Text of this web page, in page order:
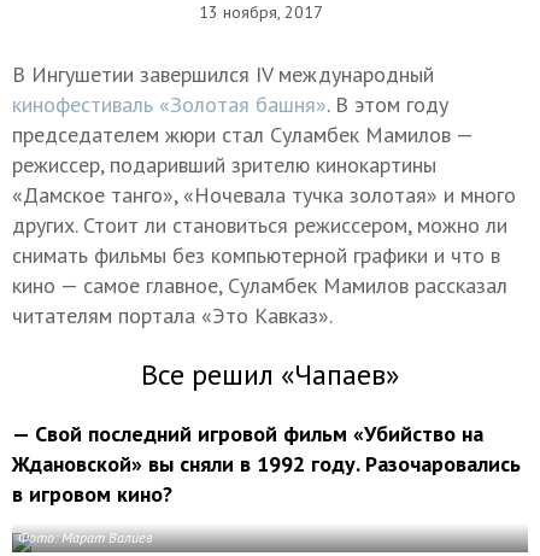
13 ноября, 2017
В Ингушетии завершился IV международный
кинофестиваль «Золотая башня». В этом году
председателем жюри стал Суламбек Мамилов —
режиссер, подаривший зрителю кинокартины
«Дамское танго», «Ночевала тучка золотая» и много
других. Стоит ли становиться режиссером, можно ли
снимать фильмы без компьютерной графики и что в
кино — самое главное, Суламбек Мамилов рассказал
читателям портала «Это Кавказ».
Все решил «Чапаев»
— Свой последний игровой фильм «Убийство на
Ждановской» вы сняли в 1992 году. Разочаровались
в игровом кино?
Фото: Марат Валиев